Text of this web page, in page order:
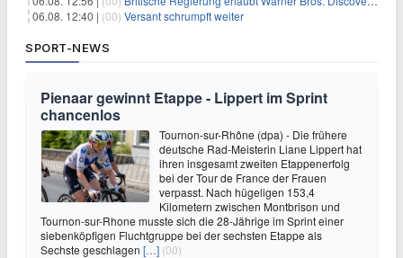
06.08. 12:40 | (00) Versant schrumpft weiter
SPORT-NEWS
Pienaar gewinnt Etappe - Lippert im Sprint
chancenlos
Tournon-sur-Rhône (dpa) - Die frühere
deutsche Rad-Meisterin Liane Lippert hat
ihren insgesamt zweiten Etappenerfolg
bei der Tour de France der Frauen
verpasst. Nach hügeligen 153,4
Kilometern zwischen Montbrison und
Tournon-sur-Rhone musste sich die 28-Jährige im Sprint einer
siebenköpfigen Fluchtgruppe bei der sechsten Etappe als
Sechste geschlagen […] (00)